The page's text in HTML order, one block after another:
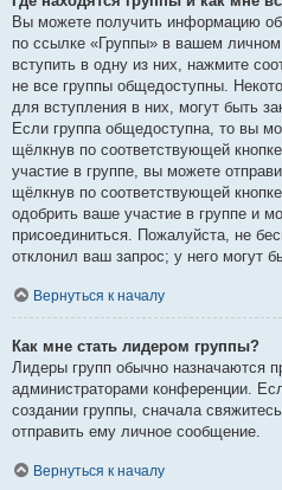
Вы можете получить информацию
по ссылке «Группы» в вашем
вступить в одну из них, нажмите
не все группы общедоступны.
для вступления в них, могут быть
Если группа общедоступна, то вы
щёлкнув по соответствующей
участие в группе, вы можете
щёлкнув по соответствующей
одобрить ваше участие в группе и
присоединиться. Пожалуйста, не
отклонил ваш запрос; у него могут
Вернуться к началу
Как мне стать лидером группы?
Лидеры групп обычно назначаются
администраторами конференции.
создании группы, сначала
отправить ему личное сообщение.
Вернуться к началу